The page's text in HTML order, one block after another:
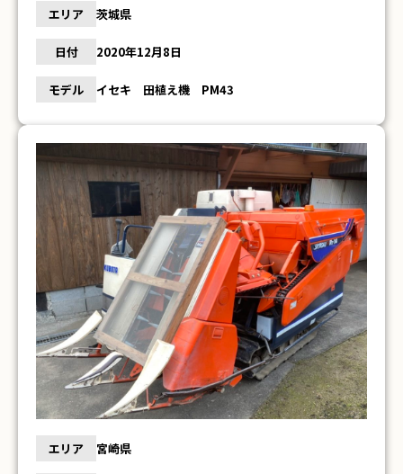
エリア 茨城県
日付 2020年12月8日
モデル イセキ 田植え機 PM43
エリア 宮崎県